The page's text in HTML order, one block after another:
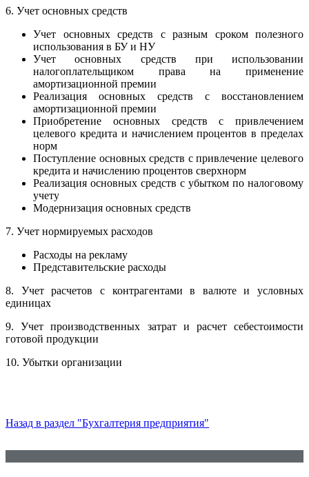
6. Учет основных средств
Учет основных средств с разным сроком полезного
использования в БУ и НУ
Учет основных средств при использовании
налогоплательщиком права на применение
амортизационной премии
Реализация основных средств с восстановлением
амортизационной премии
Приобретение основных средств с привлечением
целевого кредита и начислением процентов в пределах
норм
Поступление основных средств с привлечение целевого
кредита и начислению процентов сверхнорм
Реализация основных средств с убытком по налоговому
учету
Модернизация основных средств
7. Учет нормируемых расходов
Расходы на рекламу
Представительские расходы
8. Учет расчетов с контрагентами в валюте и условных
единицах
9. Учет производственных затрат и расчет себестоимости
готовой продукции
10. Убытки организации
Назад в раздел "Бухгалтерия предприятия"